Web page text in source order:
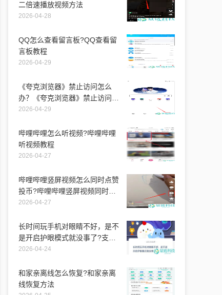
二倍速播放视频方法
2026-04-28
QQ怎么查看留言板?QQ查看留
言板教程
2026-04-29
《夸克浏览器》禁止访问怎么
办？《夸克浏览器》禁止访问解
决办法
2026-04-29
哔哩哔哩怎么听视频?哔哩哔哩
听视频教程
2026-04-27
哔哩哔哩竖屏视频怎么同时点赞
投币?哔哩哔哩竖屏视频同时点
赞投币教程
2026-04-27
长时间玩手机对眼睛不好，是不
是开启护眼模式就没事了?支付
宝蚂蚁庄园6月30日答案
2026-04-24
和家亲离线怎么恢复?和家亲离
线恢复方法